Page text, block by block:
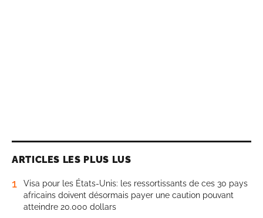
ARTICLES LES PLUS LUS
1
Visa pour les États-Unis: les ressortissants de ces 30 pays
africains doivent désormais payer une caution pouvant
atteindre 20.000 dollars